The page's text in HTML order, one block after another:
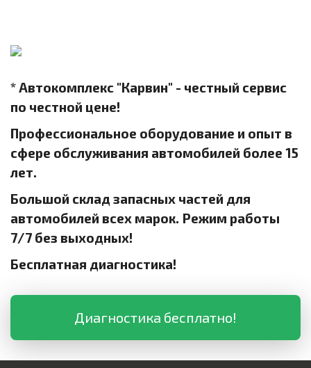
* Автокомплекс "Карвин" - честный сервис
по честной цене!
Профессиональное оборудование и опыт в
сфере обслуживания автомобилей более 15
лет.
Большой склад запасных частей для
автомобилей всех марок. Режим работы
7/7 без выходных!
Бесплатная диагностика!
Диагностика бесплатно!